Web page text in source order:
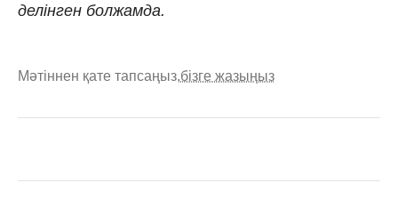
делінген болжамда.
Мәтіннен қате тапсаңыз,бізге жазыңыз